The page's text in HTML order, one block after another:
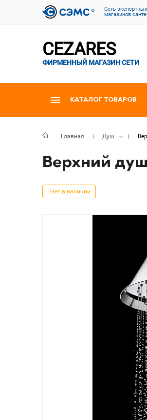
Cеть экспертных
магазинов
CEZARES
ФИРМЕННЫЙ МАГАЗИН СЕТИ
КАТАЛОГ ТОВАРОВ
Главная Душ
Верхний душ
Нет в наличии